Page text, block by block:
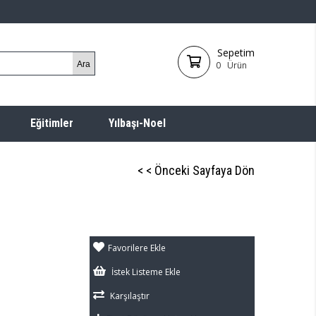
Sepetim
0 Ürün
Eğitimler Yılbaşı-Noel
< < Önceki Sayfaya Dön
Favorilere Ekle
İstek Listeme Ekle
Karşılaştır